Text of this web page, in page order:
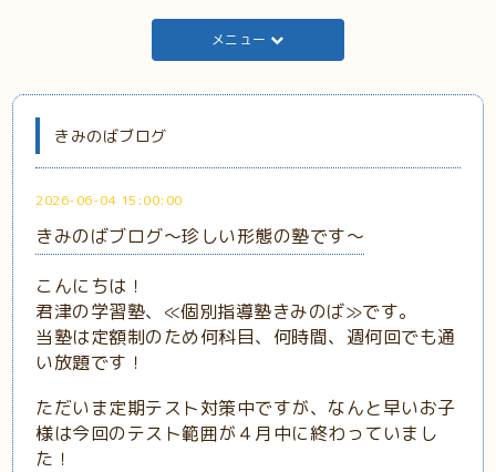
メニュー
きみのばブログ
2026-06-04 15:00:00
きみのばブログ～珍しい形態の塾です～
こんにちは！
君津の学習塾、≪個別指導塾きみのば≫です。
当塾は定額制のため何科目、何時間、週何回でも通
い放題です！
ただいま定期テスト対策中ですが、なんと早いお子
様は今回のテスト範囲が４月中に終わっていまし
た！